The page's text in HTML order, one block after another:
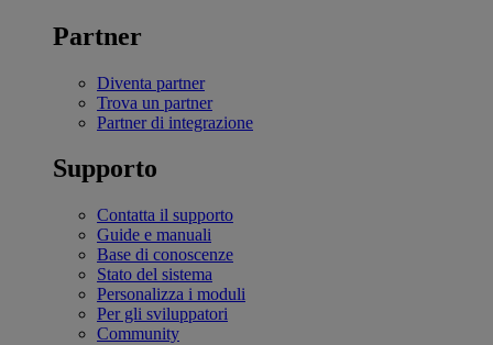
Partner
Diventa partner
Trova un partner
Partner di integrazione
Supporto
Contatta il supporto
Guide e manuali
Base di conoscenze
Stato del sistema
Personalizza i moduli
Per gli sviluppatori
Community